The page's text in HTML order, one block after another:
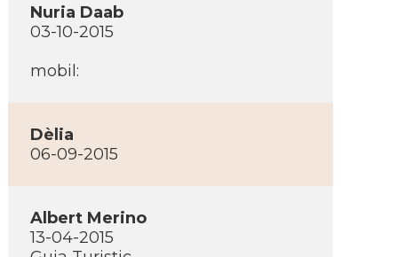
Nuria Daab
03-10-2015
mobil:
Dèlia
06-09-2015
Albert Merino
13-04-2015